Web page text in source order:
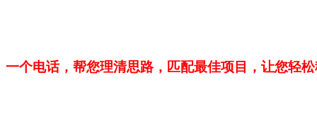
一个电话，帮您理清思路，匹配最佳项目，让您轻